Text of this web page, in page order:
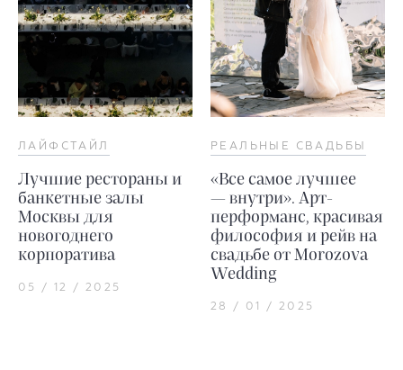
ЛАЙФСТАЙЛ
Лучшие рестораны и
банкетные залы
Москвы для
новогоднего
корпоратива
05 / 12 / 2025
РЕАЛЬНЫЕ СВАДЬБЫ
«Все самое лучшее
— внутри». Арт-
перформанс, красивая
философия и рейв на
свадьбе от Morozova
Wedding
28 / 01 / 2025